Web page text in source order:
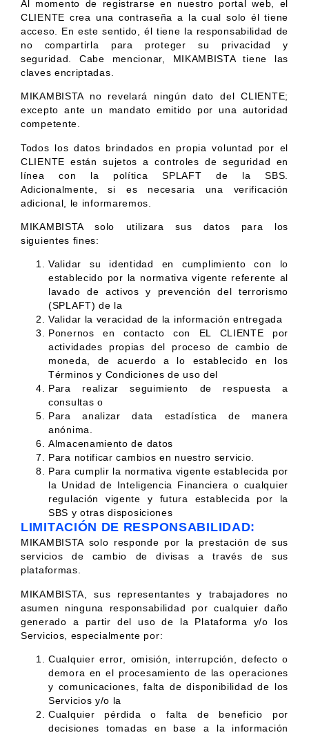
Al momento de registrarse en nuestro portal web, el
CLIENTE crea una contraseña a la cual solo él tiene
acceso. En este sentido, él tiene la responsabilidad de
no compartirla para proteger su privacidad y
seguridad. Cabe mencionar, MIKAMBISTA tiene las
claves encriptadas.
MIKAMBISTA no revelará ningún dato del CLIENTE;
excepto ante un mandato emitido por una autoridad
competente.
Todos los datos brindados en propia voluntad por el
CLIENTE están sujetos a controles de seguridad en
línea con la política SPLAFT de la SBS.
Adicionalmente, si es necesaria una verificación
adicional, le informaremos.
MIKAMBISTA solo utilizara sus datos para los
siguientes fines:
Validar su identidad en cumplimiento con lo
establecido por la normativa vigente referente al
lavado de activos y prevención del terrorismo
(SPLAFT) de la
Validar la veracidad de la información entregada
Ponernos en contacto con EL CLIENTE por
actividades propias del proceso de cambio de
moneda, de acuerdo a lo establecido en los
Términos y Condiciones de uso del
Para realizar seguimiento de respuesta a
consultas o
Para analizar data estadística de manera
anónima.
Almacenamiento de datos
Para notificar cambios en nuestro servicio.
Para cumplir la normativa vigente establecida por
la Unidad de Inteligencia Financiera o cualquier
regulación vigente y futura establecida por la
SBS y otras disposiciones
LIMITACIÓN DE RESPONSABILIDAD:
MIKAMBISTA solo responde por la prestación de sus
servicios de cambio de divisas a través de sus
plataformas.
MIKAMBISTA, sus representantes y trabajadores no
asumen ninguna responsabilidad por cualquier daño
generado a partir del uso de la Plataforma y/o los
Servicios, especialmente por:
Cualquier error, omisión, interrupción, defecto o
demora en el procesamiento de las operaciones
y comunicaciones, falta de disponibilidad de los
Servicios y/o la
Cualquier pérdida o falta de beneficio por
decisiones tomadas en base a la información